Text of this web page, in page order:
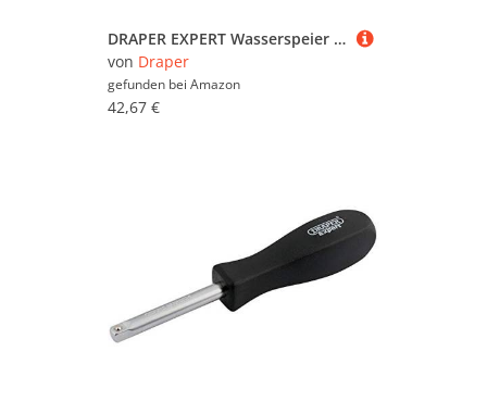
DRAPER EXPERT Wasserspeier Teleskop Soft Grip Wave Edge Gartenschere
von Draper
gefunden bei Amazon
42,67 €